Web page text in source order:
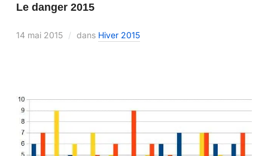
Le danger 2015
14 mai 2015 dans Hiver 2015